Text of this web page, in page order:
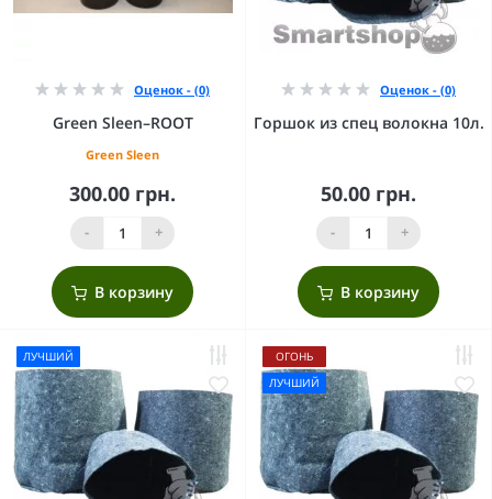
Оценок - (0)
Green Sleen–ROOT
Green Sleen
300.00 грн.
- +
В корзину
Оценок - (0)
Горшок из спец волокна 10л.
50.00 грн.
- +
В корзину
ЛУЧШИЙ
ОГОНЬ
ЛУЧШИЙ